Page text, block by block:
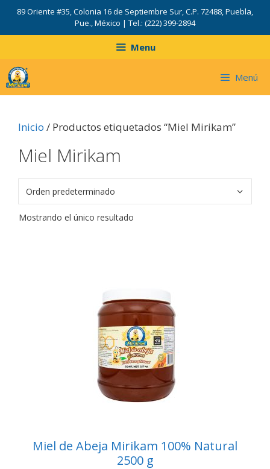
Saltar
contenido
89 Oriente #35, Colonia 16 de Septiembre Sur, C.P. 72488, Puebla,
Pue., México | Tel.: (222) 399-2894
Menu
Menú
Inicio / Productos etiquetados “Miel Mirikam”
Miel Mirikam
Mostrando el único resultado
Miel de Abeja Mirikam 100% Natural
2500 g